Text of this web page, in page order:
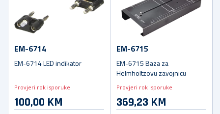
EM-6714
EM-6714 LED indikator
Provjeri rok isporuke
100,00 KM
EM-6715
EM-6715 Baza za
Helmholtzovu zavojnicu
Provjeri rok isporuke
369,23 KM